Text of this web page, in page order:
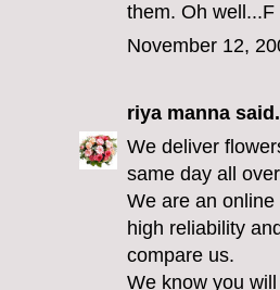
them. Oh well...F
November 12,
riya manna
We deliver
same day all
We are an
high reliability
compare us.
We know you